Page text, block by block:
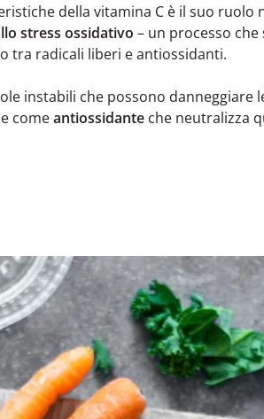
della vitamina C è il suo ruolo
stress ossidativo – un processo che
tra radicali liberi e antiossidanti.
instabili che possono danneggiare
comeantiossidante che neutralizza